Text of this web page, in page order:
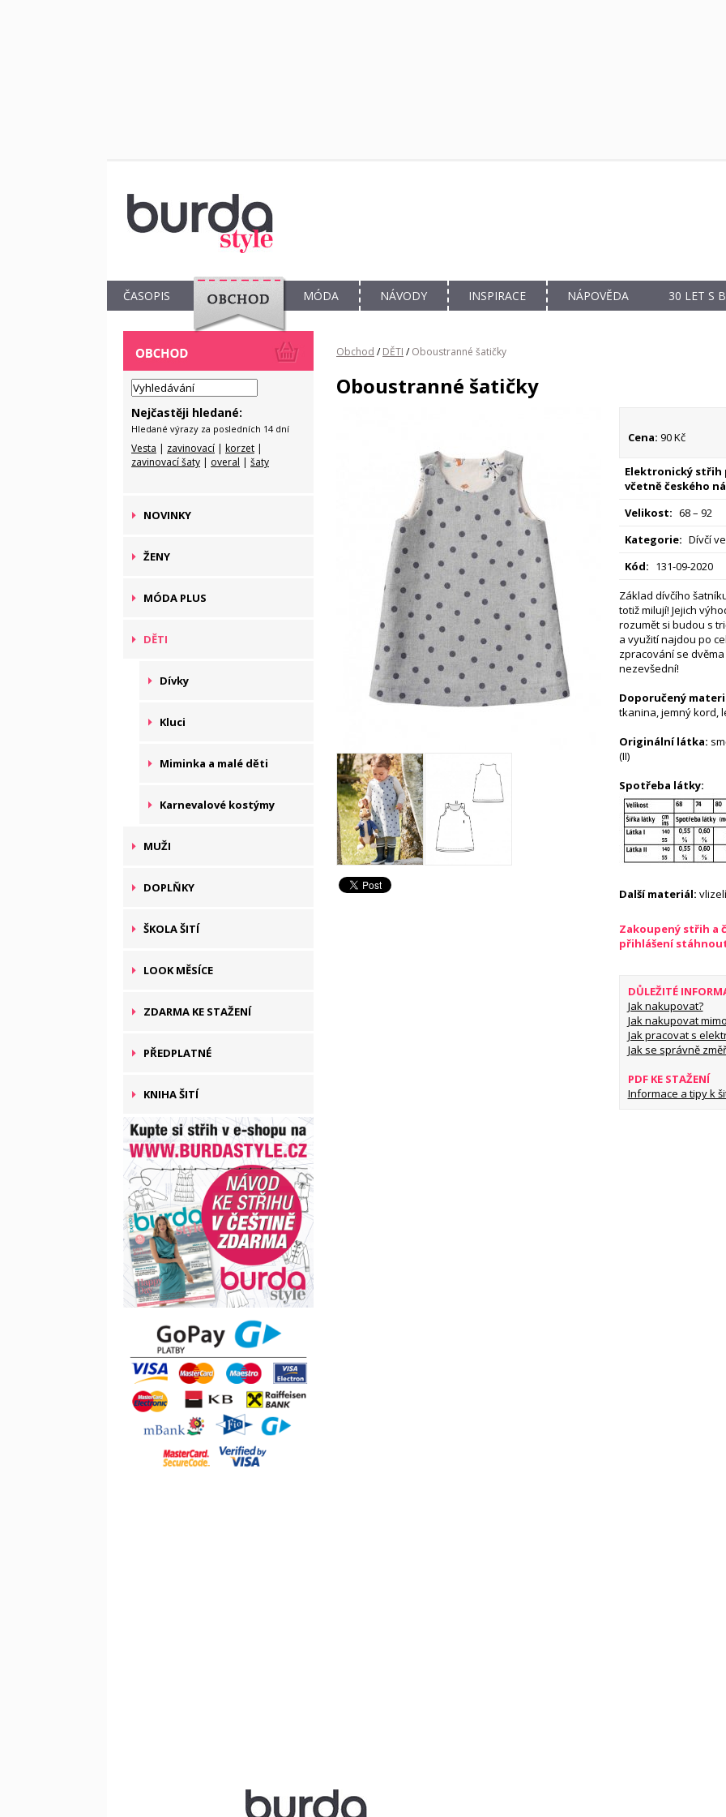
ČASOPIS
OBCHOD
MÓDA NÁVODY INSPIRACE NÁPOVĚDA 30 LET S
Nejčastěji hledané:
Hledané výrazy za posledních 14 dní
Vesta | zavinovací | korzet |
zavinovací šaty | overal | šaty
NOVINKY
ŽENY
MÓDA PLUS
DĚTI
Dívky
Kluci
Miminka a malé děti
Karnevalové kostýmy
MUŽI
DOPLŇKY
ŠKOLA ŠITÍ
LOOK MĚSÍCE
ZDARMA KE STAŽENÍ
PŘEDPLATNÉ
KNIHA ŠITÍ
Obchod / DĚTI / Oboustranné šatičky
Oboustranné šatičky
Cena: 90 Kč
Elektronický střih
včetně českého
Velikost: 68 – 92
Kategorie: Dívčí
Kód: 131-09-2020
Základ dívčího
totiž milují! Jejich
rozumět si budou s
a využití najdou po
zpracování se
nezevšední!
Doporučený
tkanina, jemný kord,
Originální látka:
(II)
Spotřeba látky:
Další materiál:
Zakoupený střih a
přihlášení
DŮLEŽITÉ
Jak nakupovat?
Jak nakupovat
Jak pracovat s
Jak se správně
PDF KE STAŽENÍ
Informace a tipy k